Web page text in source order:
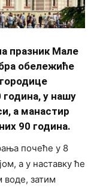
празник Мале
обележиће
година, у нашу
а манастир
90 година.
почеће у 8
а у наставку ће
затим